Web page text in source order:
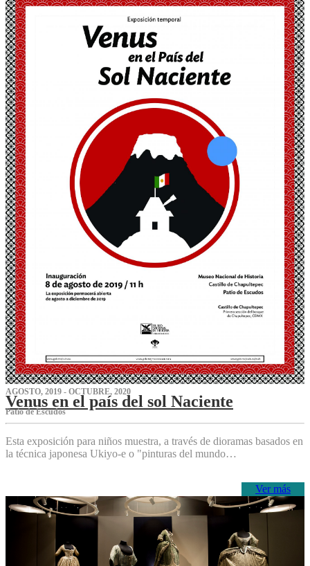
AGOSTO, 2019 - OCTUBRE, 2020
Venus en el país del sol Naciente
P‌atio de Escudos
Esta exposición para niños muestra, a través de dioramas basados en
la técnica japonesa Ukiyo-e o "pinturas del mundo…
Ver más